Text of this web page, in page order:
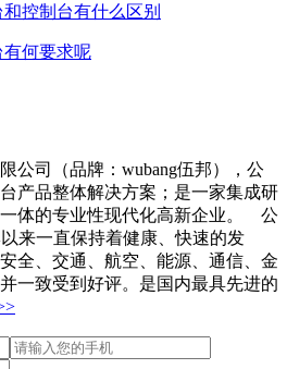
控制台有什么区别
何要求呢
公司（品牌：wubang伍邦），公
产品整体解决方案；是一家集成研
体的专业性现代化高新企业。 公
来一直保持着健康、快速的发
全、交通、航空、能源、通信、金
一致受到好评。是国内最具先进的